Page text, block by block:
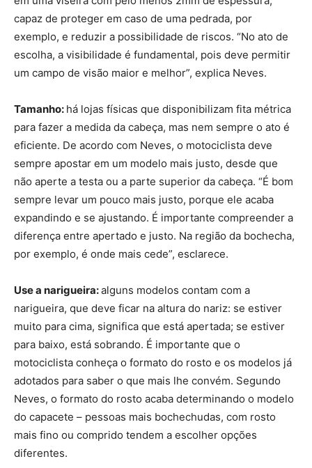
capaz de proteger em caso de uma pedrada, por
exemplo, e reduzir a possibilidade de riscos. “No ato de
escolha, a visibilidade é fundamental, pois deve permitir
um campo de visão maior e melhor”, explica Neves.
Tamanho: há lojas físicas que disponibilizam fita métrica
para fazer a medida da cabeça, mas nem sempre o ato é
eficiente. De acordo com Neves, o motociclista deve
sempre apostar em um modelo mais justo, desde que
não aperte a testa ou a parte superior da cabeça. “É bom
sempre levar um pouco mais justo, porque ele acaba
expandindo e se ajustando. É importante compreender a
diferença entre apertado e justo. Na região da bochecha,
por exemplo, é onde mais cede”, esclarece.
Use a narigueira:alguns modelos contam com a
narigueira, que deve ficar na altura do nariz: se estiver
muito para cima, significa que está apertada; se estiver
para baixo, está sobrando. É importante que o
motociclista conheça o formato do rosto e os modelos já
adotados para saber o que mais lhe convém. Segundo
Neves, o formato do rosto acaba determinando o modelo
do capacete – pessoas mais bochechudas, com rosto
mais fino ou comprido tendem a escolher opções
diferentes.